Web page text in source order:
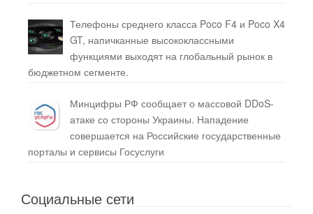
Телефоны среднего класса Poco F4 и Poco X4
GT, напичканные высококлассными
функциями выходят на глобальный рынок в
бюджетном сегменте.
Минцифры РФ сообщает о массовой DDoS-
атаке со стороны Украины. Нападение
совершается на Российские государственные
порталы и сервисы Госуслуги
Социальные сети